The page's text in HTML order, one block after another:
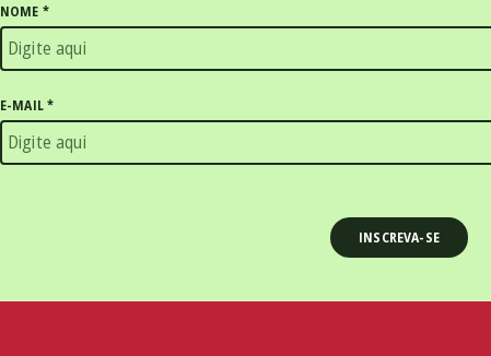
NOME *
E-MAIL*